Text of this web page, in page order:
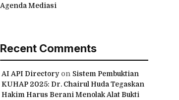
Agenda Mediasi
Recent Comments
AI API Directoryon Sistem Pembuktian
KUHAP 2025: Dr. Chairul Huda Tegaskan
Hakim Harus Berani Menolak Alat Bukti